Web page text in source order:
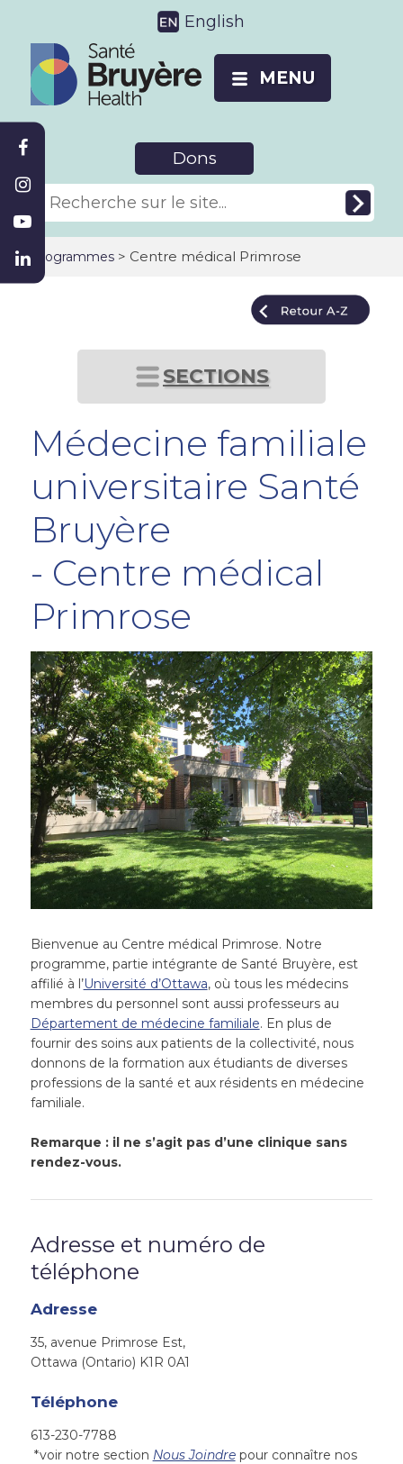
English
MENU
Dons
Programmes> Centre médical Primrose
SECTIONS
Médecine familiale
universitaire Santé
Bruyère
- Centre médical
Primrose
Bienvenue au Centre médical Primrose. Notre
programme, partie intégrante de Santé Bruyère, est
affilié à l’Université d’Ottawa, où tous les médecins
membres du personnel sont aussi professeurs au
Département de médecine familiale. En plus de
fournir des soins aux patients de la collectivité, nous
donnons de la formation aux étudiants de diverses
professions de la santé et aux résidents en médecine
familiale.
Remarque : il ne s’agit pas d’une clinique sans
rendez-vous.
Adresse et numéro de
téléphone
Adresse
35, avenue Primrose Est,
Ottawa (Ontario) K1R 0A1
Téléphone
613-230-7788
*voir notre section Nous Joindrepour connaître nos